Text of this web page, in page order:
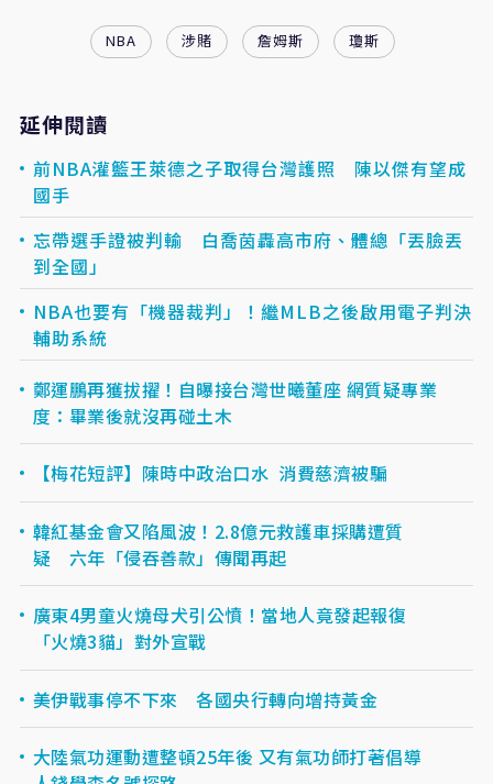
NBA 涉賭 詹姆斯 瓊斯
延伸閱讀
前NBA灌籃王萊德之子取得台灣護照 陳以傑有望成
國手
忘帶選手證被判輸 白喬茵轟高市府、體總「丟臉丟
到全國」
NBA也要有「機器裁判」！繼MLB之後啟用電子判決
輔助系統
鄭運鵬再獲拔擢！自曝接台灣世曦董座 網質疑專業
度：畢業後就沒再碰土木
【梅花短評】陳時中政治口水 消費慈濟被騙
韓紅基金會又陷風波！2.8億元救護車採購遭質
疑 六年「侵吞善款」傳聞再起
廣東4男童火燒母犬引公憤！當地人竟發起報復
「火燒3貓」對外宣戰
美伊戰事停不下來 各國央行轉向增持黃金
大陸氣功運動遭整頓25年後 又有氣功師打著倡導